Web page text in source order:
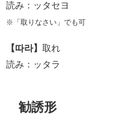
読み：ッタセヨ
※「取りなさい」でも可
【따라】 取れ
読み：ッタラ
勧誘形